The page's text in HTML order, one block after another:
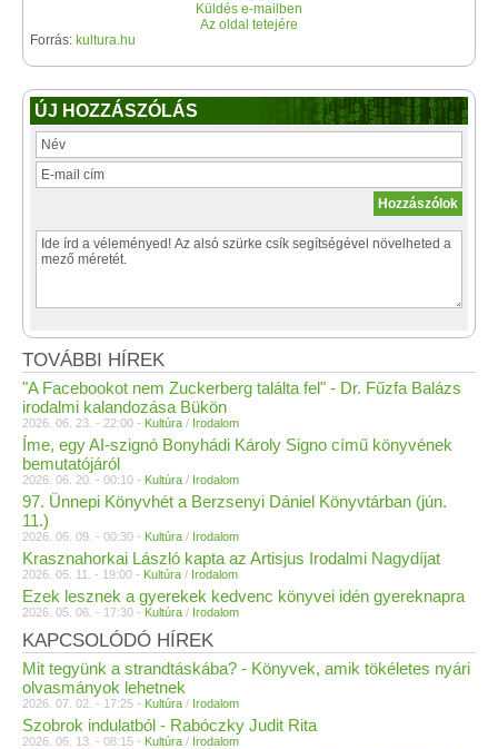
Küldés e-mailben
Az oldal tetejére
Forrás: kultura.hu
ÚJ HOZZÁSZÓLÁS
TOVÁBBI HÍREK
"A Facebookot nem Zuckerberg találta fel" - Dr. Fűzfa Balázs
irodalmi kalandozása Bükön
2026. 06. 23. - 22:00 - Kultúra / Irodalom
Íme, egy AI-szignó Bonyhádi Károly Signo című könyvének
bemutatójáról
2026. 06. 20. - 00:10 - Kultúra / Irodalom
97. Ünnepi Könyvhét a Berzsenyi Dániel Könyvtárban (jún.
11.)
2026. 06. 09. - 00:30 - Kultúra / Irodalom
Krasznahorkai László kapta az Artisjus Irodalmi Nagydíjat
2026. 05. 11. - 19:00 - Kultúra / Irodalom
Ezek lesznek a gyerekek kedvenc könyvei idén gyereknapra
2026. 05. 06. - 17:30 - Kultúra / Irodalom
KAPCSOLÓDÓ HÍREK
Mit tegyünk a strandtáskába? - Könyvek, amik tökéletes nyári
olvasmányok lehetnek
2026. 07. 02. - 17:25 - Kultúra / Irodalom
Szobrok indulatból - Rabóczky Judit Rita
2026. 06. 13. - 08:15 - Kultúra / Irodalom